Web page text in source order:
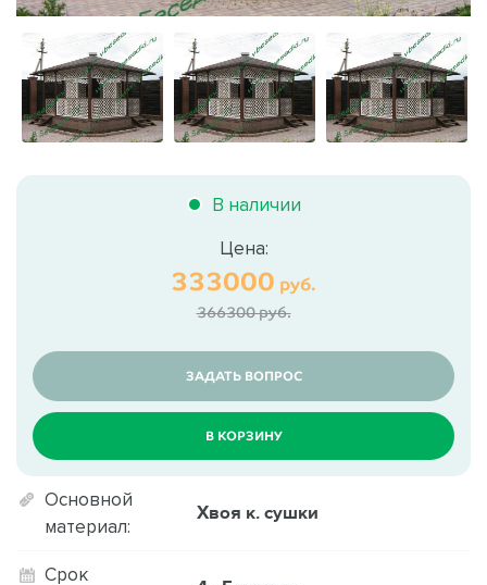
В наличии
Цена:
333000 руб.
366300 руб.
ЗАДАТЬ ВОПРОС
В КОРЗИНУ
Основной
материал:
Хвоя к. сушки
Срок